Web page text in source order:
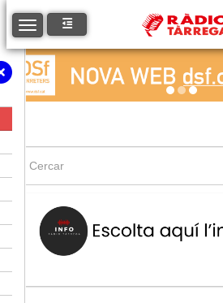
Toggle navigation